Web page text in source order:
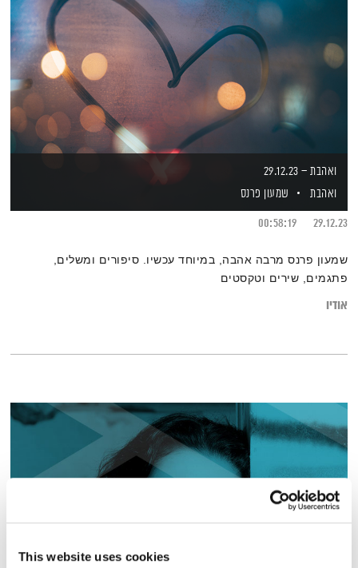
This website uses cookies
ואהבת – 29.12.23
ואהבת
שמעון פרנס
29.12.23
00:58:19
שמעון פרנס מרבה אהבה, במיוחד עכשיו. סיפורים ומשלים,
פתגמים, שירים וטקסטים
אודיו